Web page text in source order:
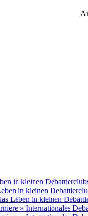
in kleinen
in kleinen
Leben in kleinen
» Internationales